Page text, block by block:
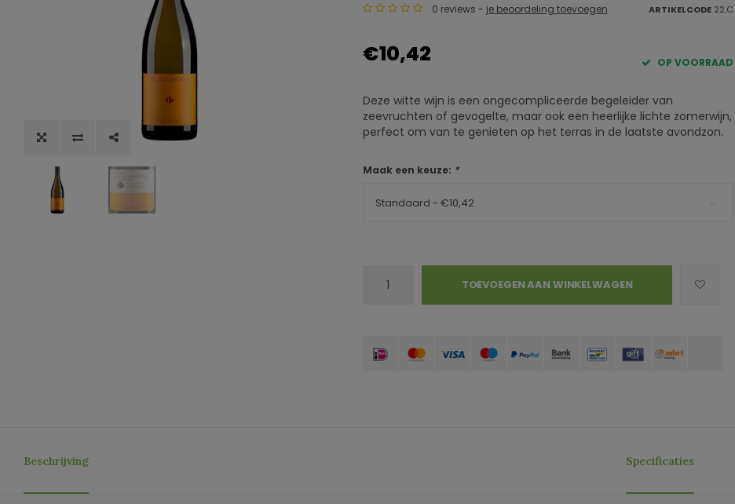
0 reviews - je beoordeling toevoegen ARTIKELCODE22.C
€10,42 OP VOORRAAD
Deze witte wijn is een ongecompliceerde begeleider van
zeevruchten of gevogelte, maar ook een heerlijke lichte zomerwijn,
perfect om van te genieten op het terras in de laatste avondzon.
Maak een keuze: *
Standaard - €10,42
TOEVOEGEN AAN WINKELWAGEN
Beschrijving Specificaties